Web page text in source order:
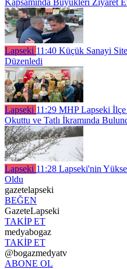
Lapseki 11:40 Küçük Sanayi
Düzenledi
Lapseki 11:29 MHP Lapseki
Okuttu ve Tatlı İkramında
Lapseki 11:28 Lapseki'nin
Oldu
gazetelapseki
BEĞEN
GazeteLapseki
TAKİP ET
medyabogaz
TAKİP ET
@bogazmedyatv
ABONE OL